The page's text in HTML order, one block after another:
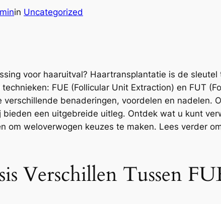
in Uncategorized
voor haaruitval? Haartransplantatie is de
FUE (Follicular Unit Extraction) en FUT
benaderingen, voordelen en nadelen.
een uitgebreide uitleg. Ontdek wat u kunt
om weloverwogen keuzes te maken. Lees verder
Verschillen Tussen